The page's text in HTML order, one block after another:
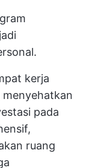
kerja
pada
ruang